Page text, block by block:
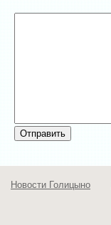
Новости Голицыно